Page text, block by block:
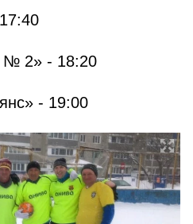
2» - 18:20
- 19:00